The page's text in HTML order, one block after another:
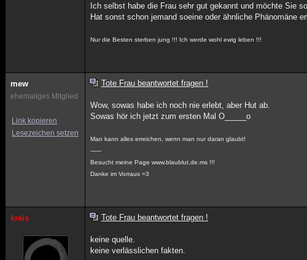
Ich selbst habe die Frau sehr gut gekannt und möchte Sie
Hat sonst schon jemand soeine oder ähnliche Phänomäne
Nur die Besten sterben jung !!! Ich werde wohl ewig leben !!!
mew
ehemaliges Mitglied
Link kopieren
Lesezeichen setzen
Tote Frau beantwortet fragen !
Wow, sowas habe ich noch nie erlebt, aber Hut ab.
Sowas hör ich jetzt zum ersten Mal O_____o
Man kann alles erreichen, wenn man nur daran glaubt!
------
Besucht meine Page www.blaublut.de.ms !!!
Danke im Vorraus =3
kreis Tote Frau beantwortet fragen !
keine quelle.
keine verlässlichen fakten.